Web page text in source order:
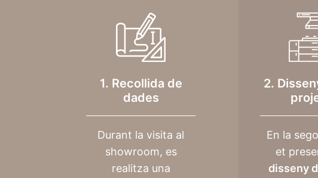
1. Recollida de
dades
Durant la visita al
showroom, es
realitza una
2.
En la
et
disseny